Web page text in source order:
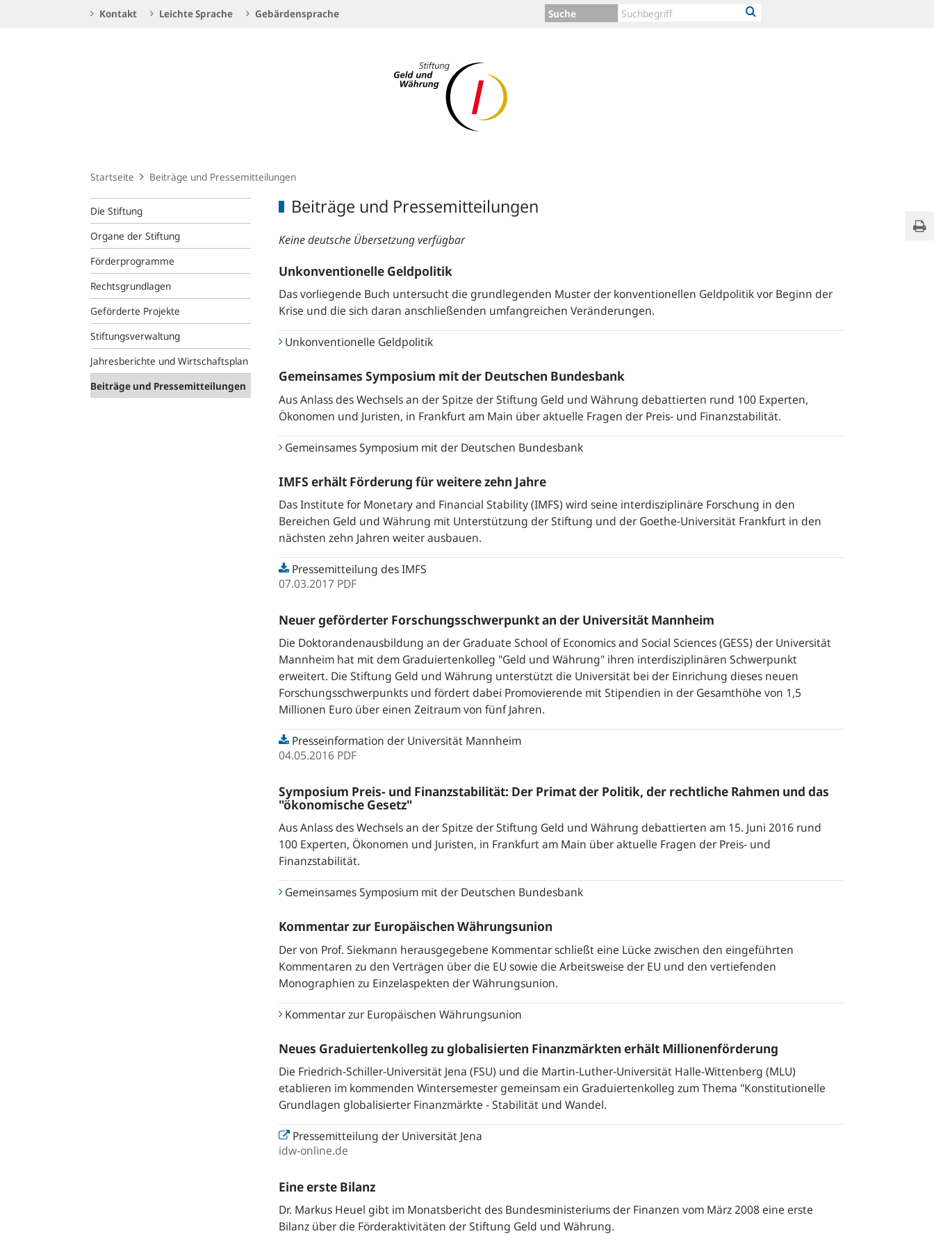
Kontakt Leichte Sprache Gebärdensprache Suche
Startseite Beiträge und Pressemitteilungen
und
Die Stiftung
Organe der Stiftung
Förderprogramme
Rechtsgrundlagen
Geförderte Projekte
Stiftungsverwaltung
Jahresberichte und Wirtschaftsplan
Beiträge und Pressemitteilungen
Beiträge und Pressemitteilungen
Keine deutsche Übersetzung verfügbar
Unkonventionelle Geldpolitik
Das vorliegende Buch untersucht die grundlegenden Muster der konventionellen Geldpolitik vor Beginn der
Krise und die sich daran anschließenden umfangreichen Veränderungen.
Unkonventionelle Geldpolitik
Gemeinsames Symposium mit der Deutschen Bundesbank
Aus Anlass des Wechsels an der Spitze der Stiftung Geld und Währung debattierten rund 100 Experten,
Ökonomen und Juristen, in Frankfurt am Main über aktuelle Fragen der Preis- und Finanzstabilität.
Gemeinsames Symposium mit der Deutschen Bundesbank
IMFS erhält Förderung für weitere zehn Jahre
Das Institute for Monetary and Financial Stability (IMFS) wird seine interdisziplinäre Forschung in den
Bereichen Geld und Währung mit Unterstützung der Stiftung und der Goethe-Universität Frankfurt in den
nächsten zehn Jahren weiter ausbauen.
Pressemitteilung des IMFS
07.03.2017 PDF
Neuer geförderter Forschungsschwerpunkt an der Universität Mannheim
Die Doktorandenausbildung an der Graduate School of Economics and Social Sciences (GESS) der Universität
Mannheim hat mit dem Graduiertenkolleg "Geld und Währung" ihren interdisziplinären Schwerpunkt
erweitert. Die Stiftung Geld und Währung unterstützt die Universität bei der Einrichung dieses neuen
Forschungsschwerpunkts und fördert dabei Promovierende mit Stipendien in der Gesamthöhe von 1,5
Millionen Euro über einen Zeitraum von fünf Jahren.
Presseinformation der Universität Mannheim
04.05.2016 PDF
Symposium Preis- und Finanzstabilität: Der Primat der Politik, der rechtliche Rahmen und das
"ökonomische Gesetz"
Aus Anlass des Wechsels an der Spitze der Stiftung Geld und Währung debattierten am 15. Juni 2016 rund
100 Experten, Ökonomen und Juristen, in Frankfurt am Main über aktuelle Fragen der Preis- und
Finanzstabilität.
Gemeinsames Symposium mit der Deutschen Bundesbank
Kommentar zur Europäischen Währungsunion
Der von Prof. Siekmann herausgegebene Kommentar schließt eine Lücke zwischen den eingeführten
Kommentaren zu den Verträgen über die EU sowie die Arbeitsweise der EU und den vertiefenden
Monographien zu Einzelaspekten der Währungsunion.
Kommentar zur Europäischen Währungsunion
Neues Graduiertenkolleg zu globalisierten Finanzmärkten erhält Millionenförderung
Die Friedrich-Schiller-Universität Jena (FSU) und die Martin-Luther-Universität Halle-Wittenberg (MLU)
etablieren im kommenden Wintersemester gemeinsam ein Graduiertenkolleg zum Thema "Konstitutionelle
Grundlagen globalisierter Finanzmärkte - Stabilität und Wandel.
Pressemitteilung der Universität Jena
idw-online.de
Eine erste Bilanz
Dr. Markus Heuel gibt im Monatsbericht des Bundesministeriums der Finanzen vom März 2008 eine erste
Bilanz über die Förderaktivitäten der Stiftung Geld und Währung.